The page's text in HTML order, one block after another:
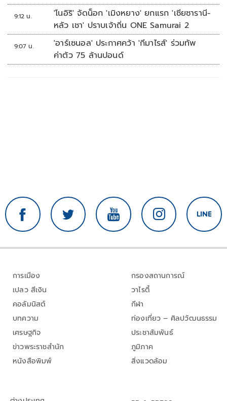
9:12 น.
'โนอิริ' จัดน็อก 'เมิงหยาง' ยกแรก 'เซียซารานี-
หลัว เชา' ปราบเจ้าถิ่น ONE Samurai 2
9:07 น.
'อาร์เซนอล' ประกาศคว้า 'กีมาไรส์' ร่วมทัพ
ค่าตัว 75 ล้านปอนด์
การเมือง
เปลว สีเงิน
คอลัมนิสต์
บทความ
เศรษฐกิจ
ข่าวพระราชสำนัก
หนังสือพิมพ์
กรองสถานการณ์
วาไรตี้
กีฬา
ท่องเที่ยว – ศิลปวัฒนธรรม
ประชาสัมพันธ์
ภูมิภาค
สิ่งแวดล้อม